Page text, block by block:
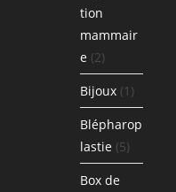
tion
mammair
e (2)
Bijoux (1)
Blépharop
lastie (5)
Box de